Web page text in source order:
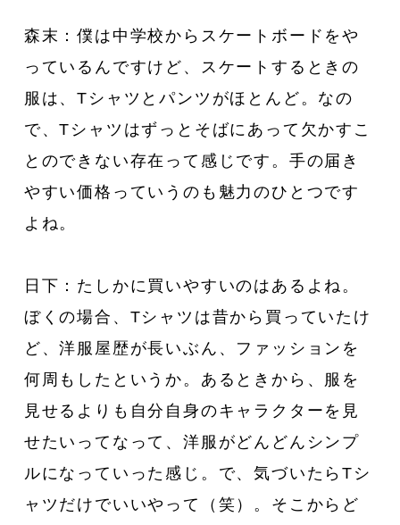
森末：僕は中学校からスケートボードをや
っているんですけど、スケートするときの
服は、Tシャツとパンツがほとんど。なの
で、Tシャツはずっとそばにあって欠かすこ
とのできない存在って感じです。手の届き
やすい価格っていうのも魅力のひとつです
よね。
日下：たしかに買いやすいのはあるよね。
ぼくの場合、Tシャツは昔から買っていたけ
ど、洋服屋歴が長いぶん、ファッションを
何周もしたというか。あるときから、服を
見せるよりも自分自身のキャラクターを見
せたいってなって、洋服がどんどんシンプ
ルになっていった感じ。で、気づいたらTシ
ャツだけでいいやって（笑）。そこからど